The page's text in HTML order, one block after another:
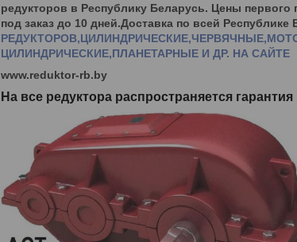
редукторов в Республику Беларусь. Цены первого
под заказ до 10 дней.Доставка по всей
ЦИЛИНДРИЧЕСКИЕ,ПЛАНЕТАРНЫЕ И ДР. НА САЙТЕ
www.reduktor-rb.by
На все редуктора распространяется